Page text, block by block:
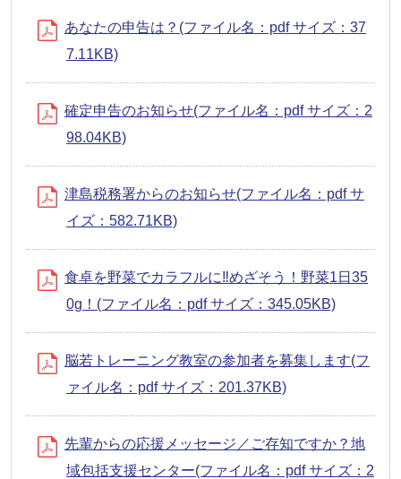
あなたの申告は？(ファイル名：pdf サイズ：37
7.11KB)
確定申告のお知らせ(ファイル名：pdf サイズ：2
98.04KB)
津島税務署からのお知らせ(ファイル名：pdf サ
イズ：582.71KB)
食卓を野菜でカラフルに‼めざそう！野菜1日35
0g！(ファイル名：pdf サイズ：345.05KB)
脳若トレーニング教室の参加者を募集します(フ
ァイル名：pdf サイズ：201.37KB)
先輩からの応援メッセージ／ご存知ですか？地
域包括支援センター(ファイル名：pdf サイズ：2